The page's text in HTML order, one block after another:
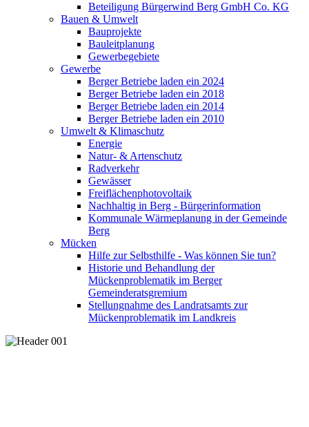
Beteiligung Bürgerwind Berg GmbH Co. KG
Bauen & Umwelt
Bauprojekte
Bauleitplanung
Gewerbegebiete
Gewerbe
Berger Betriebe laden ein 2024
Berger Betriebe laden ein 2018
Berger Betriebe laden ein 2014
Berger Betriebe laden ein 2010
Umwelt & Klimaschutz
Energie
Natur- & Artenschutz
Radverkehr
Gewässer
Freiflächenphotovoltaik
Nachhaltig in Berg - Bürgerinformation
Kommunale Wärmeplanung in der Gemeinde
Berg
Mücken
Hilfe zur Selbsthilfe - Was können Sie tun?
Historie und Behandlung der
Mückenproblematik im Berger
Gemeinderatsgremium
Stellungnahme des Landratsamts zur
Mückenproblematik im Landkreis